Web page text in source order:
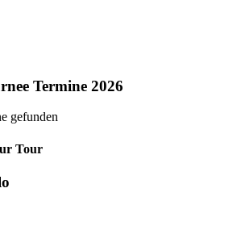
Termine 2026
gefunden
Tour